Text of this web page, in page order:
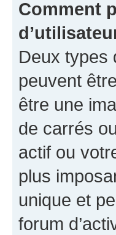
Comment
Deux types
peuvent
être une
de carrés
actif ou
plus
unique et
forum